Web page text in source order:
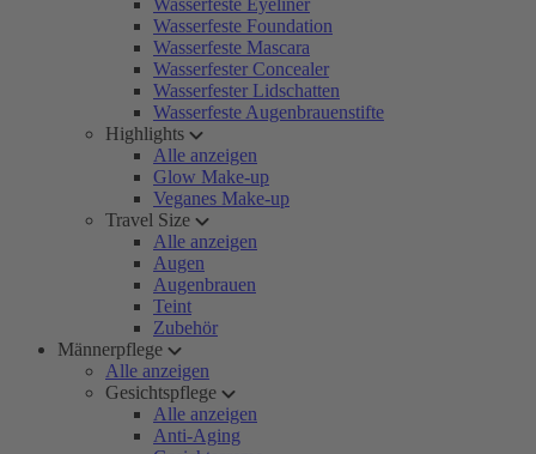
Wasserfeste Eyeliner
Wasserfeste Foundation
Wasserfeste Mascara
Wasserfester Concealer
Wasserfester Lidschatten
Wasserfeste Augenbrauenstifte
Highlights
Alle anzeigen
Glow Make-up
Veganes Make-up
Travel Size
Alle anzeigen
Augen
Augenbrauen
Teint
Zubehör
Männerpflege
Alle anzeigen
Gesichtspflege
Alle anzeigen
Anti-Aging